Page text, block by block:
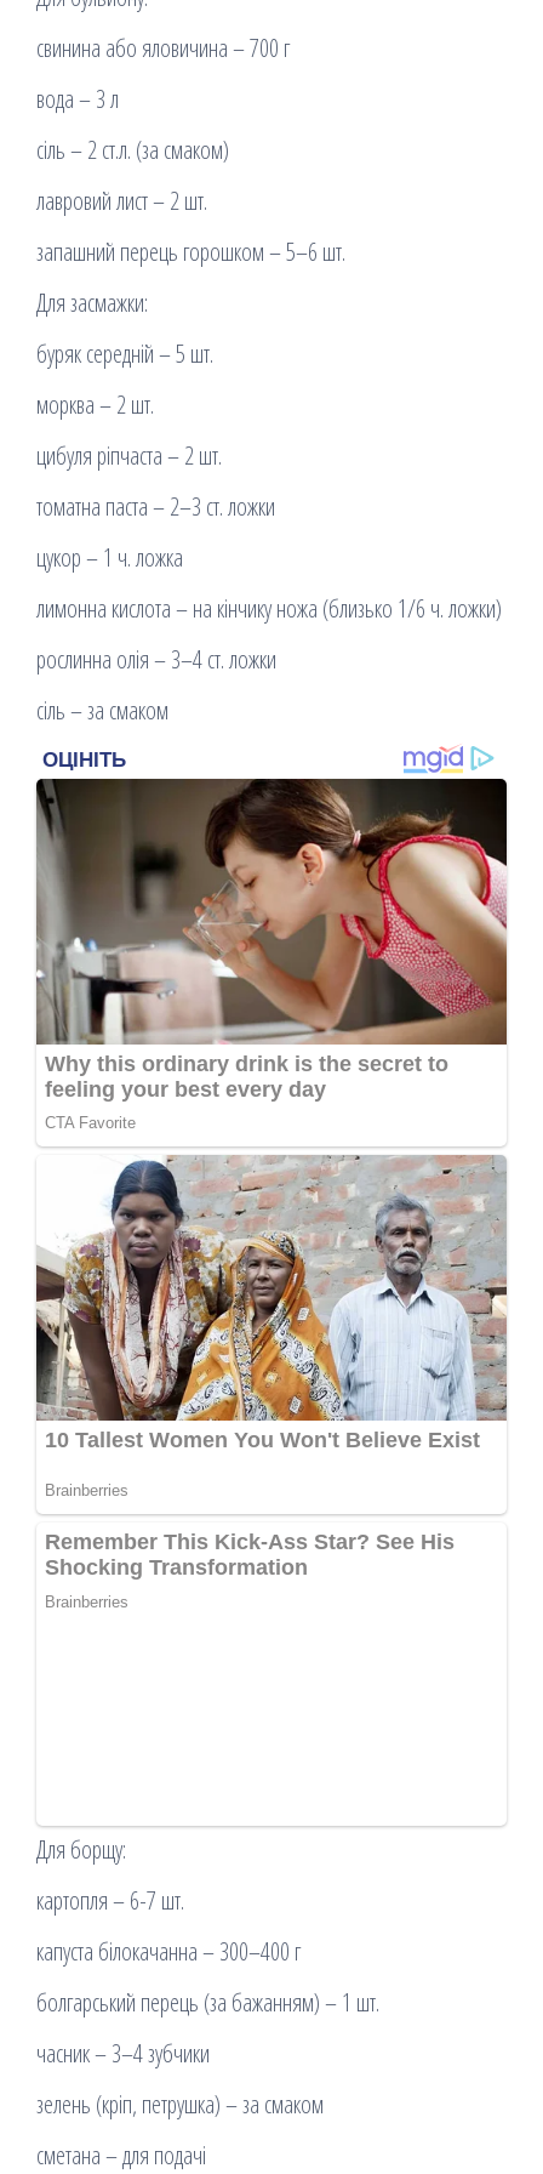
свинина або яловичина – 700 г
вода – 3 л
сіль – 2 ст.л. (за смаком)
лавровий лист – 2 шт.
запашний перець горошком – 5–6 шт.
Для засмажки:
буряк середній – 5 шт.
морква – 2 шт.
цибуля ріпчаста – 2 шт.
томатна паста – 2–3 ст. ложки
цукор – 1 ч. ложка
лимонна кислота – на кінчику ножа (близько 1/6 ч. ложки)
рослинна олія – 3–4 ст. ложки
сіль – за смаком
Для борщу:
картопля – 6-7 шт.
капуста білокачанна – 300–400 г
болгарський перець (за бажанням) – 1 шт.
часник – 3–4 зубчики
зелень (кріп, петрушка) – за смаком
сметана – для подачі